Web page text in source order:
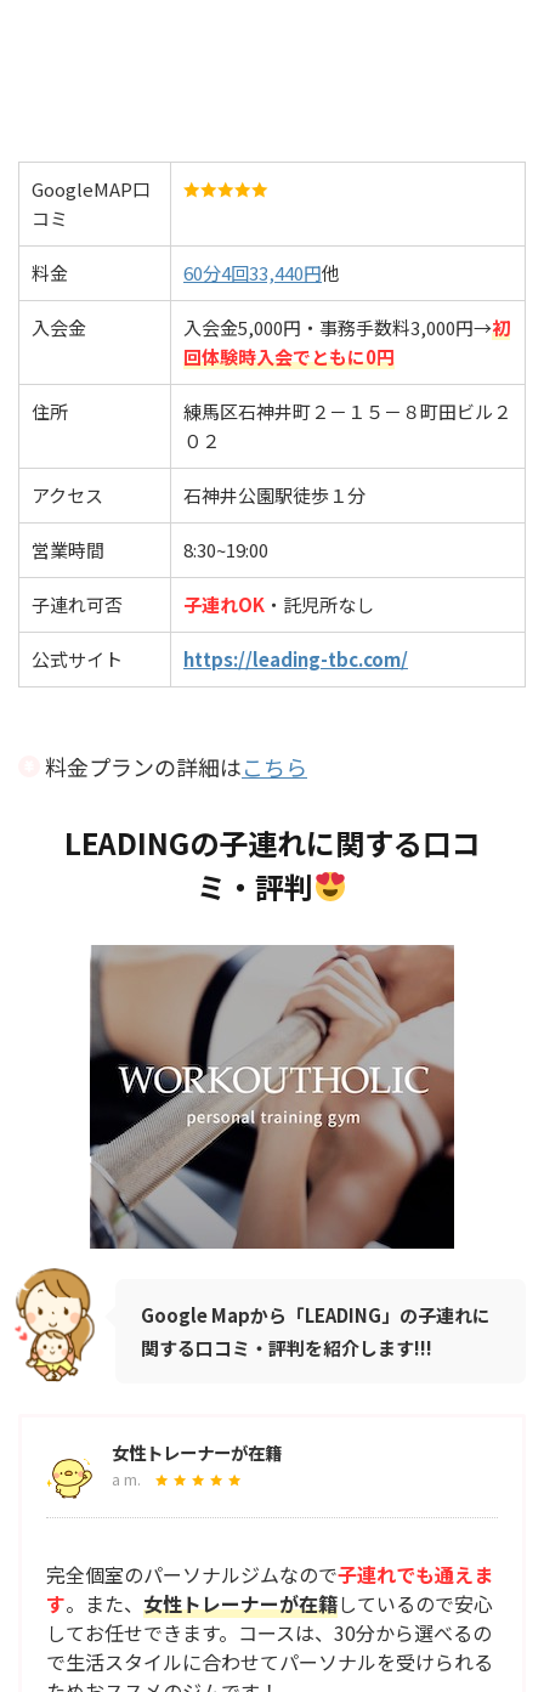
GoogleMAP口
コミ
料金 60分4回33,440円他
入会金 入会金5,000円・事務手数料3,000円→初
回体験時入会でともに0円
住所
練馬区石神井町２－１５－８町田ビル２
０２
アクセス 石神井公園駅徒歩１分
営業時間 8:30~19:00
子連れ可否 子連れOK ・託児所なし
公式サイト https://leading-tbc.com/
料金プランの詳細はこちら
LEADINGの子連れに関する口コ
ミ・評判
Google Mapから「LEADING」の子連れに
関する口コミ・評判を紹介します!!!
女性トレーナーが在籍
a m.
完全個室のパーソナルジムなので子連れでも通えま
す。また、 女性トレーナーが在籍しているので安心
してお任せできます。コースは、30分から選べるの
で生活スタイルに合わせてパーソナルを受けられる